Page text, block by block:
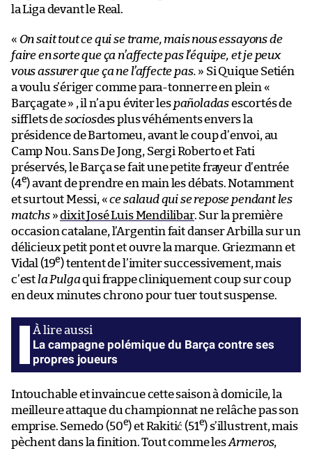
la Liga devant le Real.
« On sait tout ce qui se trame, mais nous essayons de
faire en sorte que ça n’affecte pas l’équipe, et je peux
vous assurer que ça ne l’affecte pas. » Si Quique Setién
a voulu s’ériger comme para-tonnerre en plein «
Barçagate » , il n’a pu éviter les pañoladasescortés de
sifflets desociosdes plus véhéments envers la
présidence de Bartomeu, avant le coup d’envoi, au
Camp Nou. Sans De Jong, Sergi Roberto et Fati
préservés, le Barça se fait une petite frayeur d’entrée
(4e) avant de prendre en main les débats. Notamment
et surtout Messi, «ce salaud qui se repose pendant les
matchs»dixit José Luis Mendilibar. Sur la première
occasion catalane, l’Argentin fait danser Arbilla sur un
délicieux petit pont et ouvre la marque. Griezmann et
Vidal (19e) tentent de l’imiter successivement, mais
c’est la Pulgaqui frappe cliniquement coup sur coup
en deux minutes chrono pour tuer tout suspense.
La campagne polémique du Barça contre ses
propres joueurs
Intouchable et invaincue cette saison à domicile, la
meilleure attaque du championnat ne relâche pas son
emprise. Semedo (50e) et Rakitić (51e) s’illustrent, mais
pèchent dans la finition. Tout comme lesArmeros,